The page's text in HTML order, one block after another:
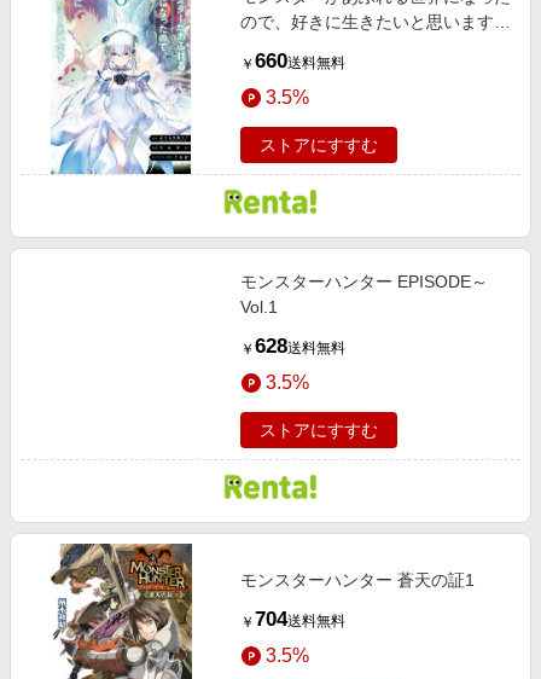
ので、好きに生きたいと思います 6
￥ 660送料無料
3.5%
ストアにすすむ
モンスターハンター EPISODE～
Vol.1
￥ 628送料無料
3.5%
ストアにすすむ
モンスターハンター 蒼天の証1
￥ 704送料無料
3.5%